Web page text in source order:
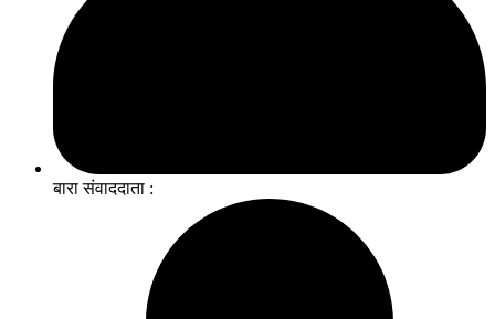
बारा संवाददाता :